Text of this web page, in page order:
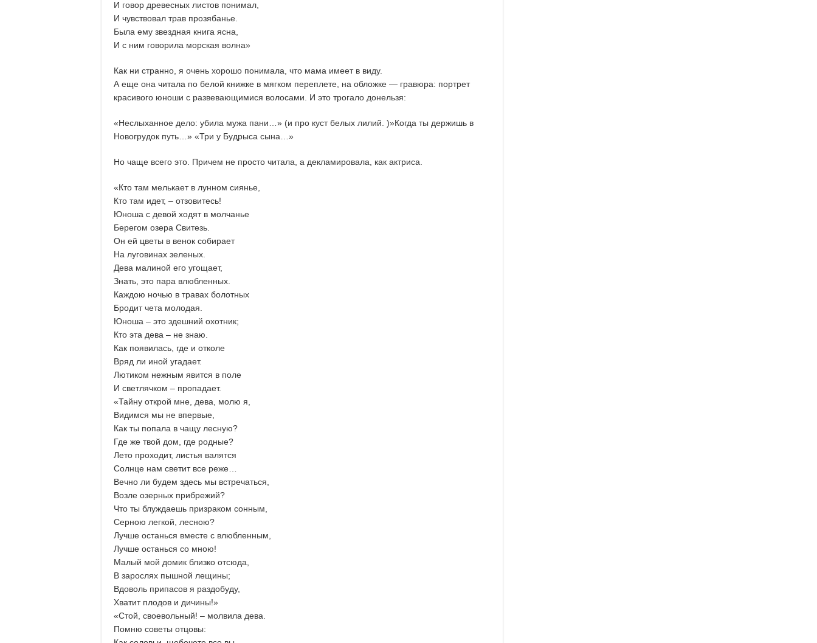
И говор древесных листов понимал,
И чувствовал трав прозябанье.
Была ему звездная книга ясна,
И с ним говорила морская волна»
Как ни странно, я очень хорошо понимала, что мама имеет в виду.
А еще она читала по белой книжке в мягком переплете, на обложке — гравюра: портрет
красивого юноши с развевающимися волосами. И это трогало донельзя:
«Неслыханное дело: убила мужа пани…» (и про куст белых лилий. )»Когда ты держишь в
Новогрудок путь…» «Три у Будрыса сына…»
Но чаще всего это. Причем не просто читала, а декламировала, как актриса.
«Кто там мелькает в лунном сиянье,
Кто там идет, – отзовитесь!
Юноша с девой ходят в молчанье
Берегом озера Свитезь.
Он ей цветы в венок собирает
На луговинах зеленых.
Дева малиной его угощает,
Знать, это пара влюбленных.
Каждою ночью в травах болотных
Бродит чета молодая.
Юноша – это здешний охотник;
Кто эта дева – не знаю.
Как появилась, где и отколе
Вряд ли иной угадает.
Лютиком нежным явится в поле
И светлячком – пропадает.
«Тайну открой мне, дева, молю я,
Видимся мы не впервые,
Как ты попала в чащу лесную?
Где же твой дом, где родные?
Лето проходит, листья валятся
Солнце нам светит все реже…
Вечно ли будем здесь мы встречаться,
Возле озерных прибрежий?
Что ты блуждаешь призраком сонным,
Серною легкой, лесною?
Лучше останься вместе с влюбленным,
Лучше останься со мною!
Малый мой домик близко отсюда,
В зарослях пышной лещины;
Вдоволь припасов я раздобуду,
Хватит плодов и дичины!»
«Стой, своевольный! – молвила дева.
Помню советы отцовы: